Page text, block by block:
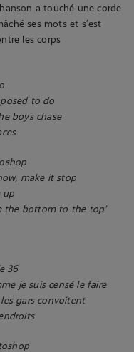
a touché une corde
ses mots et s’est
les corps
to do
boys chase
make it stop
up
the bottom to the top’
36
je suis censé le faire
gars convoitent